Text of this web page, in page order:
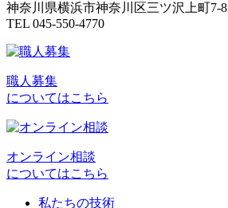
神奈川県横浜市神奈川区三ツ沢上町7-8
TEL 045-550-4770
職人募集
についてはこちら
オンライン相談
についてはこちら
私たちの技術